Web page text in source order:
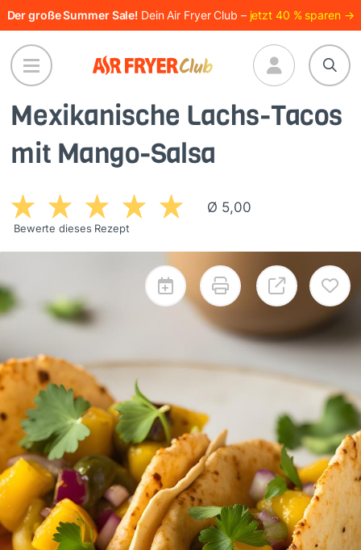
Direkt
zum
Inhalt
Der große Summer Sale! Dein Air Fryer Club – jetzt 40 % sparen →
Mexikanische Lachs-Tacos
mit Mango-Salsa
Ø 5,00
Bewerte dieses Rezept